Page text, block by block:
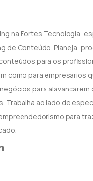
na Fortes Tecnologia,
de Conteúdo. Planeja,
para os
como para empresários
para alavancarem
Trabalha ao lado de
para